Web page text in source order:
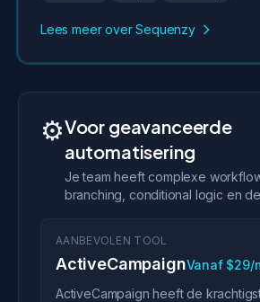
Lees meer over Sequenzy
⚙️Voor geavanceerde
automatisering
Je team heeft complexe
branching, conditional logic en
AANBEVOLEN TOOL
ActiveCampaignVanaf $29/
ActiveCampaign heeft de